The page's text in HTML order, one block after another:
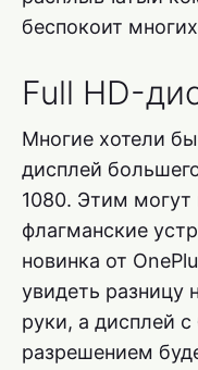
беспокоит
Full HD-
Многие хотели
дисплей
1080. Этим могут
флагманские
новинка от
увидеть разницу
руки, а дисплей
разрешением